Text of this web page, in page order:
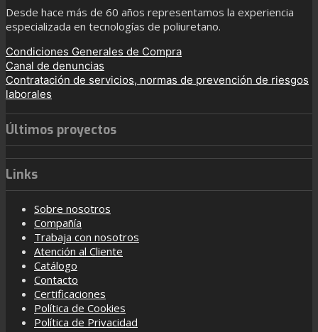
Desde hace más de 60 años representamos la experiencia
especializada en tecnologías de poliuretano.
Condiciones Generales de Compra
Canal de denuncias
Contratación de servicios, normas de prevención de riesgos
laborales
Últimos proyectos
Links
Sobre nosotros
Compañía
Trabaja con nosotros
Atención al Cliente
Catálogo
Contacto
Certificaciones
Política de Cookies
Política de Privacidad